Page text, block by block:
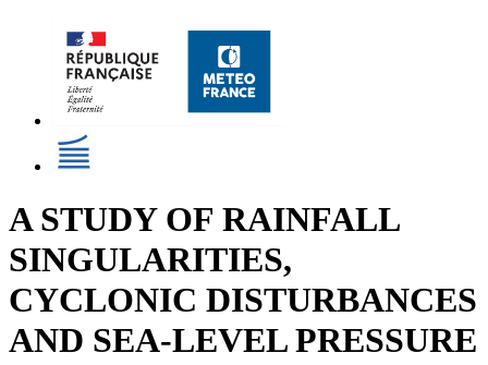
A STUDY OF RAINFALL
SINGULARITIES,
CYCLONIC DISTURBANCES
AND SEA-LEVEL PRESSURE